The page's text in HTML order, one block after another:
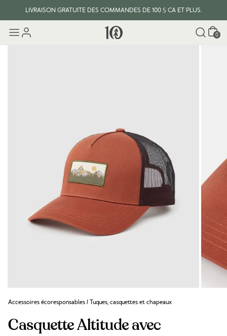
LIVRAISON GRATUITE DES COMMANDES DE 100 $ CA ET PLUS.
Panier
0
Accessoires écoresponsables/Tuques, casquettes et chapeaux
Casquette Altitude avec